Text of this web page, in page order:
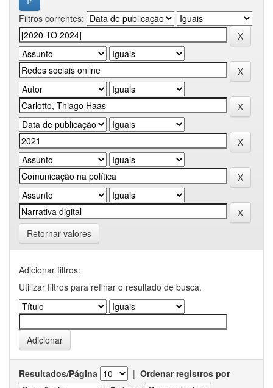
Filtros correntes:
Retornar valores
Adicionar filtros:
Utilizar filtros para refinar o resultado de busca.
Resultados/Página | Ordenar registros por